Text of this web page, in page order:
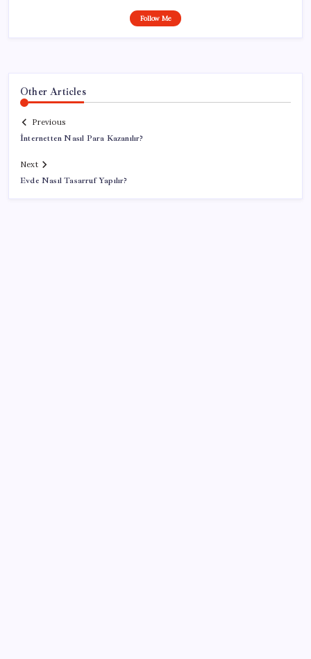
Follow Me
Other Articles
Previous
İnternetten Nasıl Para Kazanılır?
Next
Evde Nasıl Tasarruf Yapılır?